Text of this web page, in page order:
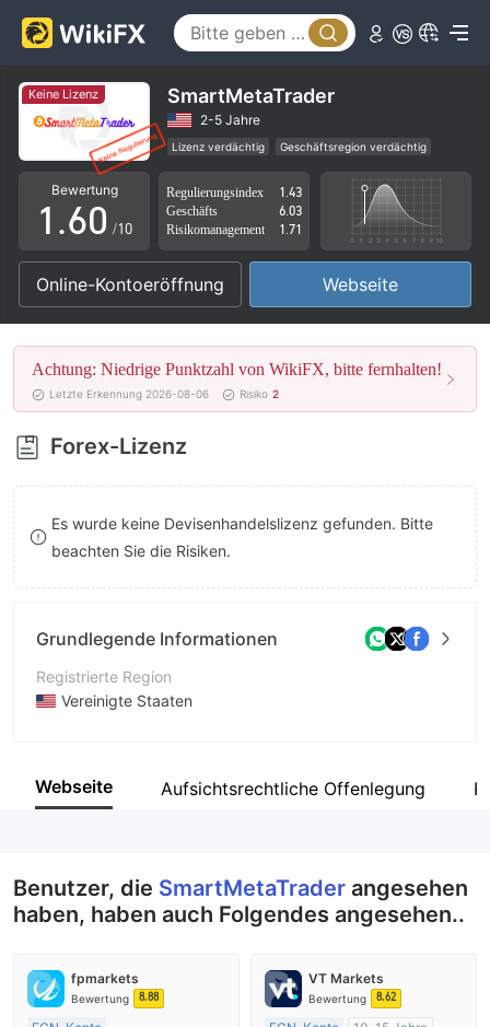
Keine Lizenz SmartMetaTrader
2-5 Jahre
Lizenz verdächtig
Geschäftsregion verdächtig
Hohes potenzielles Risiko
Bewertung
0
1
2
3
4
5
6
7
8
9
.
2
3
4
5
6
7
8
9
0
1
2
3
4
5
6
7
8
/10
Regulierungsindex
1.43
Geschäfts
6.03
Risikomanagement
1.71
Online-Kontoeröffnung Webseite
Achtung: Niedrige Punktzahl von WikiFX, bitte fernhalten!
Letzte Erkennung 2026-08-06 Risiko 2
Forex-Lizenz
Es wurde keine Devisenhandelslizenz gefunden. Bitte
beachten Sie die Risiken.
Grundlegende Informationen
Registrierte Region
Vereinigte Staaten
Unternehmen
Webseite Aufsichtsrechtliche Offenlegung
Benutzer, die SmartMetaTrader angesehen
haben, haben auch Folgendes angesehen..
fpmarkets
Bewertung 8.88
VT Markets
Bewertung 8.62